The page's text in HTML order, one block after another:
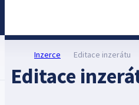
Inzerce Editace inzerátu
Editace